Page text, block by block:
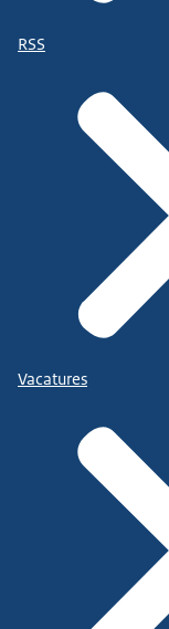
RSS
Vacatures